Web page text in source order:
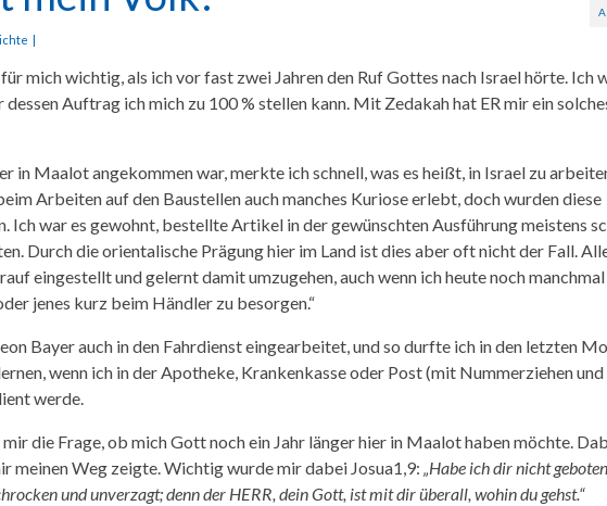
|
mich wichtig, als ich vor fast zwei Jahren den Ruf Gottes nach Israel hörte. Ich
Auftrag ich mich zu 100 % stellen kann. Mit Zedakah hat ER mir ein
in Maalot angekommen war, merkte ich schnell, was es heißt, in Israel zu
Arbeiten auf den Baustellen auch manches Kuriose erlebt, doch wurden diese
Ich war es gewohnt, bestellte Artikel in der gewünschten Ausführung meistens
Durch die orientalische Prägung hier im Land ist dies aber oft nicht der Fall.
eingestellt und gelernt damit umzugehen, auch wenn ich heute noch
jenes kurz beim Händler zu besorgen.“
Bayer auch in den Fahrdienst eingearbeitet, und so durfte ich in den letzten
wenn ich in der Apotheke, Krankenkasse oder Post (mit Nummerziehen
werde.
die Frage, ob mich Gott noch ein Jahr länger hier in Maalot haben möchte.
meinen Weg zeigte. Wichtig wurde mir dabei Josua1,9: „Habe ich dir nicht
und unverzagt; denn der HERR, dein Gott, ist mit dir überall, wohin du gehst.“